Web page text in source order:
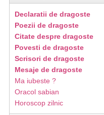
Declaratii de dragoste
Poezii de dragoste
Citate despre dragoste
Povesti de dragoste
Scrisori de dragoste
Mesaje de dragoste
Ma iubeste ?
Oracol sabian
Horoscop zilnic